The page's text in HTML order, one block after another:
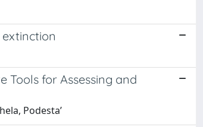
Tools for Assessing and
Podesta’